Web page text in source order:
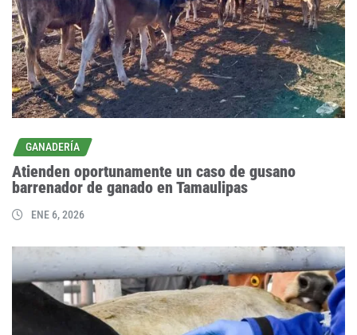
GANADERÍA
Atienden oportunamente un caso de gusano
barrenador de ganado en Tamaulipas
ENE 6, 2026